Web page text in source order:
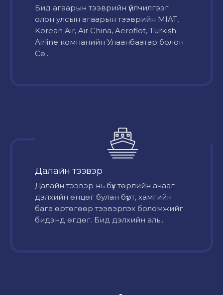
Бид агаарын тээврийн үйлчилгээг
олон улсын агаарын тээврийн MIAT,
Korean Air, Air China, Aeroflot, Turkish
Airline компанийн Улаанбаатар болон
Сө...
Далайн тээвэр
Далайн тээвэр нь бүх төрлийн ачааг
дэлхийн өнцөг булан бүрт, хамгийн
бага өртөгөөр тээвэрлэх боломжийг
бидэнд өгдөг. Бид дэлхийн аль...